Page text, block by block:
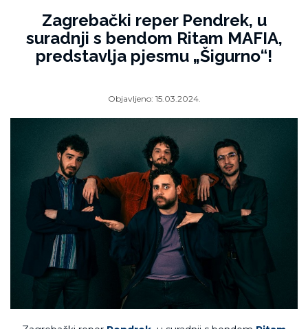
Zagrebački reper Pendrek, u
suradnji s bendom Ritam MAFIA,
predstavlja pjesmu „Šigurno“!
Objavljeno: 15.03.2024.